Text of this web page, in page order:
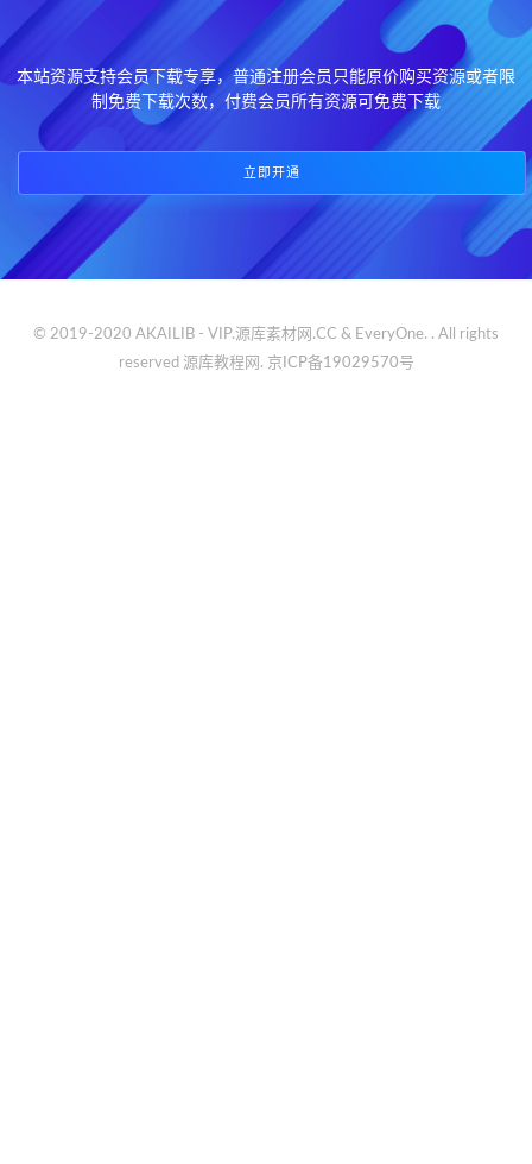
本站资源支持会员下载专享，普通注册会员只能原价购买资源或者限
制免费下载次数，付费会员所有资源可免费下载
立即开通
© 2019-2020 AKAILIB - VIP.源库素材网.CC & EveryOne. . All rights
reserved 源库教程网. 京ICP备19029570号